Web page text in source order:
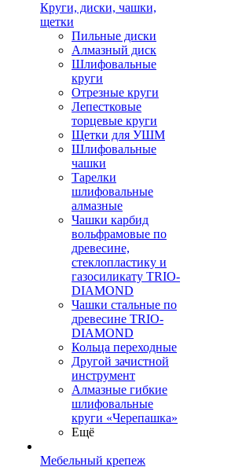
Круги, диски, чашки,
щетки
Пильные диски
Алмазный диск
Шлифовальные
круги
Отрезные круги
Лепестковые
торцевые круги
Щетки для УШМ
Шлифовальные
чашки
Тарелки
шлифовальные
алмазные
Чашки карбид
вольфрамовые по
древесине,
стеклопластику и
газосиликату TRIO-
DIAMOND
Чашки стальные по
древесине TRIO-
DIAMOND
Кольца переходные
Другой зачистной
инструмент
Алмазные гибкие
шлифовальные
круги «Черепашка»
Ещё
Мебельный крепеж